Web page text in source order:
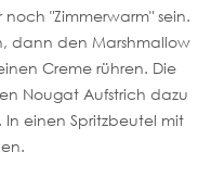
noch "Zimmerwarm" sein.
dann den Marshmallow
Creme rühren. Die
Nougat Aufstrich dazu
einen Spritzbeutel mit